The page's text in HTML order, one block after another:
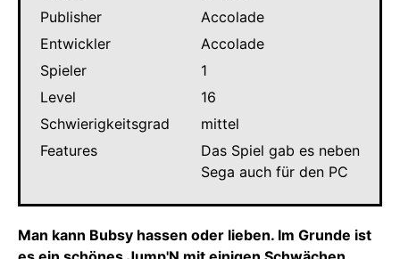
Publisher
Accolade
Entwickler
Accolade
Spieler
1
Level
16
Schwierigkeitsgrad
mittel
Features
Das Spiel gab es neben
Sega auch für den PC
Man kann Bubsy hassen oder lieben. Im Grunde ist